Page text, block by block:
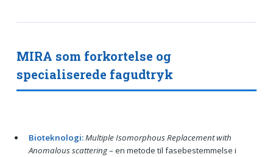
MIRA som forkortelse og
specialiserede fagudtryk
Bioteknologi:Multiple Isomorphous Replacement with
Anomalous scattering– en metode til fasebestemmelse i